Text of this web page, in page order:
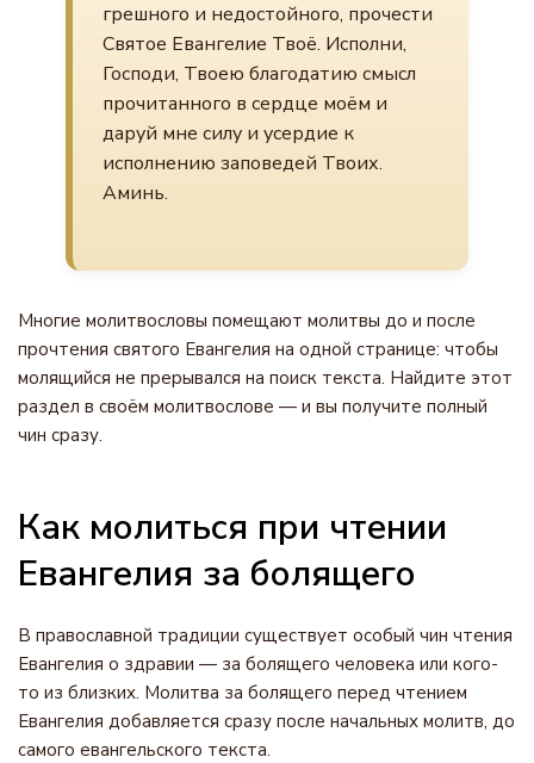
грешного и недостойного, прочести
Святое Евангелие Твоё. Исполни,
Господи, Твоею благодатию смысл
прочитанного в сердце моём и
даруй мне силу и усердие к
исполнению заповедей Твоих.
Аминь.
Многие молитвословы помещают молитвы до и после
прочтения святого Евангелия на одной странице: чтобы
молящийся не прерывался на поиск текста. Найдите этот
раздел в своём молитвослове — и вы получите полный
чин сразу.
Как молиться при чтении
Евангелия за болящего
В православной традиции существует особый чин чтения
Евангелия о здравии — за болящего человека или кого-
то из близких. Молитва за болящего перед чтением
Евангелия добавляется сразу после начальных молитв, до
самого евангельского текста.